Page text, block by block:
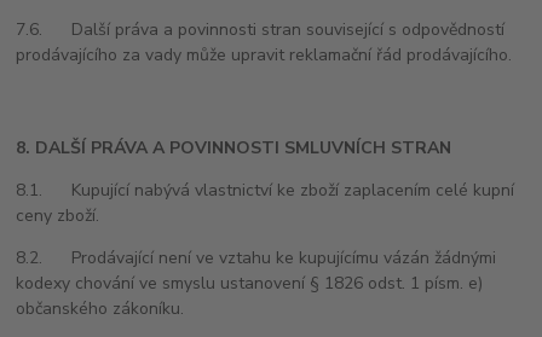
7.6. Další práva a povinnosti stran související s odpovědností
prodávajícího za vady může upravit reklamační řád prodávajícího.
8. DALŠÍ PRÁVA A POVINNOSTI SMLUVNÍCH STRAN
8.1. Kupující nabývá vlastnictví ke zboží zaplacením celé kupní
ceny zboží.
8.2. Prodávající není ve vztahu ke kupujícímu vázán žádnými
kodexy chování ve smyslu ustanovení § 1826 odst. 1 písm. e)
občanského zákoníku.